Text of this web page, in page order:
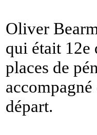
Oliver
qui était 12e
places de
départ.